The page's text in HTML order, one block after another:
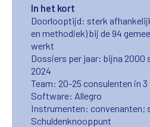
In het kort
Doorlooptijd: sterk
en methodiek) bij de 94
werkt
Dossiers per jaar: bijna 2000
2024
Team: 20-25 consulenten in
Software: Allegro
Instrumenten: convenanten;
Schuldenknooppunt